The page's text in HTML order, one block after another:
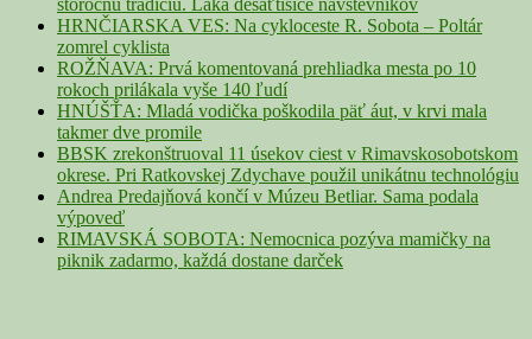
HRNČIARSKA VES: Na cykloceste R. Sobota – Poltár
zomrel cyklista
ROŽŇAVA: Prvá komentovaná prehliadka mesta po 10
rokoch prilákala vyše 140 ľudí
HNÚŠŤA: Mladá vodička poškodila päť áut, v krvi mala
takmer dve promile
BBSK zrekonštruoval 11 úsekov ciest v Rimavskosobotskom
okrese. Pri Ratkovskej Zdychave použil unikátnu technológiu
Andrea Predajňová končí v Múzeu Betliar. Sama podala
výpoveď
RIMAVSKÁ SOBOTA: Nemocnica pozýva mamičky na
piknik zadarmo, každá dostane darček